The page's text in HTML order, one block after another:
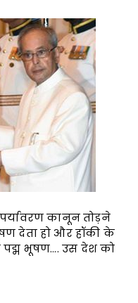
कानून तोड़ने
देता हो और हॉकी के
भूषण…. उस देश को